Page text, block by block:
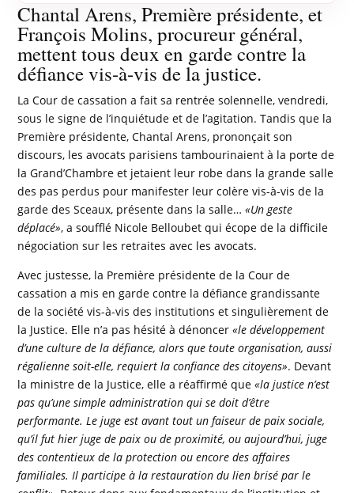
Chantal Arens, Première présidente, et
François Molins, procureur général,
mettent tous deux en garde contre la
défiance vis-à-vis de la justice.
La Cour de cassation a fait sa rentrée solennelle, vendredi,
sous le signe de l’inquiétude et de l’agitation. Tandis que la
Première présidente, Chantal Arens, prononçait son
discours, les avocats parisiens tambourinaient à la porte de
la Grand’Chambre et jetaient leur robe dans la grande salle
des pas perdus pour manifester leur colère vis-à-vis de la
garde des Sceaux, présente dans la salle…«Un geste
déplacé», a soufflé Nicole Belloubet qui écope de la difficile
négociation sur les retraites avec les avocats.
Avec justesse, la Première présidente de la Cour de
cassation a mis en garde contre la défiance grandissante
de la société vis-à-vis des institutions et singulièrement de
la Justice. Elle n’a pas hésité à dénoncer«le développement
d’une culture de la défiance, alors que toute organisation, aussi
régalienne soit-elle, requiert la confiance des citoyens». Devant
la ministre de la Justice, elle a réaffirmé que«la justice n’est
pas qu’une simple administration qui se doit d’être
performante. Le juge est avant tout un faiseur de paix sociale,
qu’il fut hier juge de paix ou de proximité, ou aujourd’hui, juge
des contentieux de la protection ou encore des affaires
familiales. Il participe à la restauration du lien brisé par le